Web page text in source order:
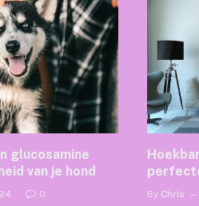
glucosamine
van je hond
0 By Chris